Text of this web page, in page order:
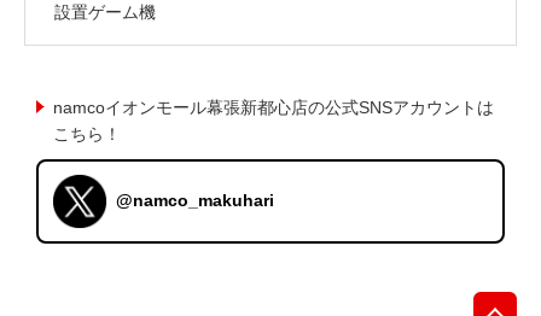
設置ゲーム機
namcoイオンモール幕張新都心店の公式SNSアカウントは
こちら！
@namco_makuhari